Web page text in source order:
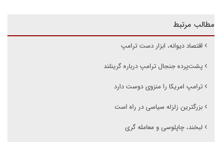
مطالب مرتبط
اقتصاد دیوانه، ابزار دست ترامپ
پشت‌پرده جنجال ترامپ درباره گرینلند
ترامپ امریکا را منزوی دوست دارد
بزرگترین زلزله سیاسی در راه است
لبخند، چاپلوسی و معامله گری